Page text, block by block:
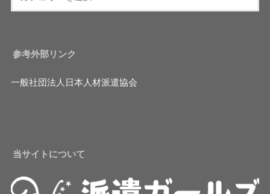
参考外部リンク
一般社団法人日本人材派遣協会
当サイトについて